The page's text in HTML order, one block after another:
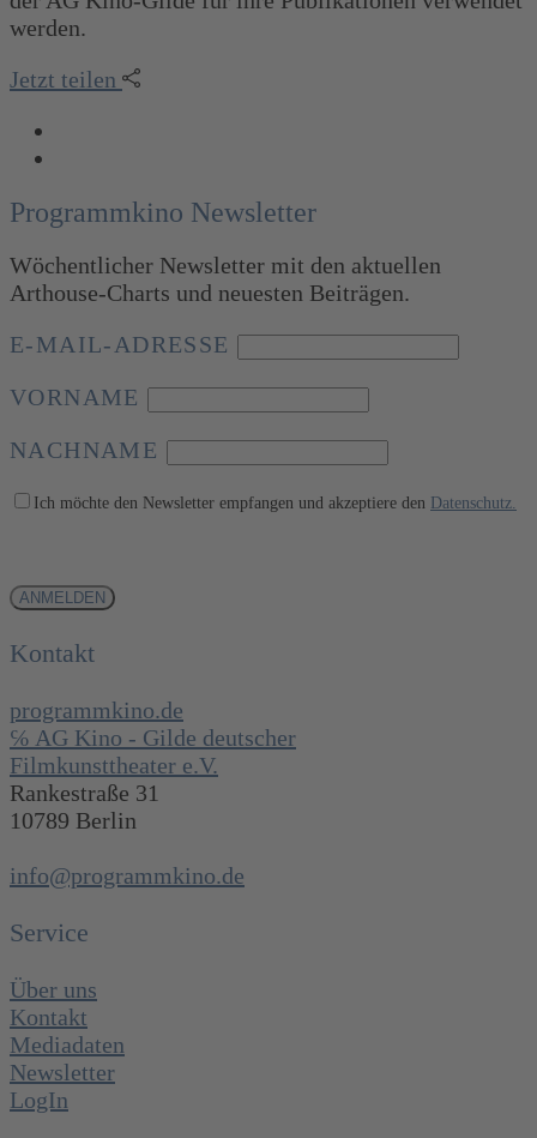
werden.
Jetzt teilen
Programmkino Newsletter
Wöchentlicher Newsletter mit den aktuellen
Arthouse-Charts und neuesten Beiträgen.
E-MAIL-ADRESSE
VORNAME
NACHNAME
Ich möchte den Newsletter empfangen und akzeptiere den Datenschutz.
Kontakt
programmkino.de
℅ AG Kino - Gilde deutscher
Filmkunsttheater e.V.
Rankestraße 31
10789 Berlin
info@programmkino.de
Service
Über uns
Kontakt
Mediadaten
Newsletter
LogIn